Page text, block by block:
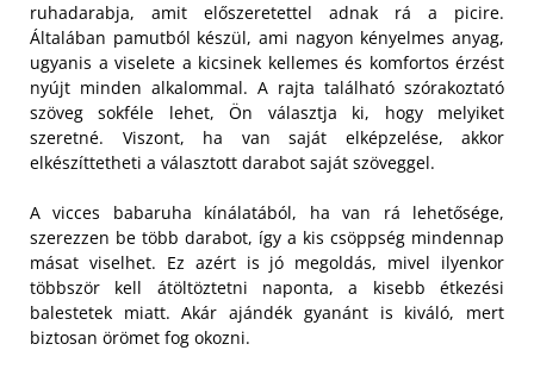
ruhadarabja, amit előszeretettel adnak rá a picire.
Általában pamutból készül, ami nagyon kényelmes anyag,
ugyanis a viselete a kicsinek kellemes és komfortos érzést
nyújt minden alkalommal. A rajta található szórakoztató
szöveg sokféle lehet, Ön választja ki, hogy melyiket
szeretné. Viszont, ha van saját elképzelése, akkor
elkészíttetheti a választott darabot saját szöveggel.
A vicces babaruha kínálatából, ha van rá lehetősége,
szerezzen be több darabot, így a kis csöppség mindennap
másat viselhet. Ez azért is jó megoldás, mivel ilyenkor
többször kell átöltöztetni naponta, a kisebb étkezési
balestetek miatt. Akár ajándék gyanánt is kiváló, mert
biztosan örömet fog okozni.